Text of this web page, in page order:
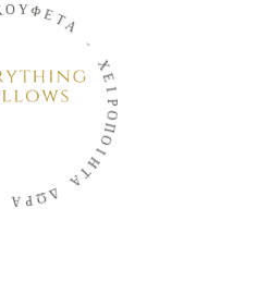
Κ ΟΥΦΕΤΑ
Χ
Ε
Ι
Ρ
Ο
Π
Ο
Ι
Η
Τ
Α
Δ
Ω
Ρ
Α